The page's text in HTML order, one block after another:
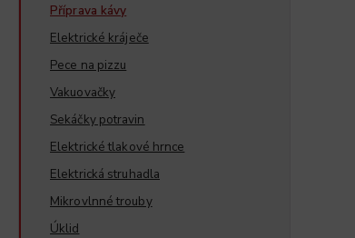
Příprava kávy
Elektrické kráječe
Pece na pizzu
Vakuovačky
Sekáčky potravin
Elektrické tlakové hrnce
Elektrická struhadla
Mikrovlnné trouby
Úklid